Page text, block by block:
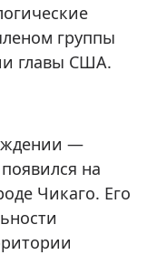
группы
главы США.
—
на
Чикаго. Его